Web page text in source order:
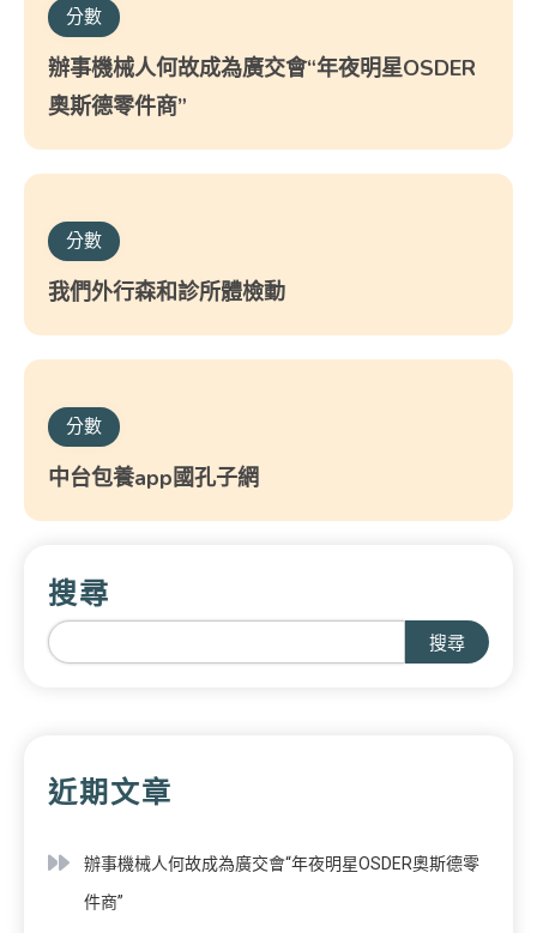
分數
辦事機械人何故成為廣交會“年夜明星OSDER
奧斯德零件商”
分數
我們外行森和診所體檢動
分數
中台包養app國孔子網
搜尋
搜尋
近期文章
辦事機械人何故成為廣交會“年夜明星OSDER奧斯德零
件商”